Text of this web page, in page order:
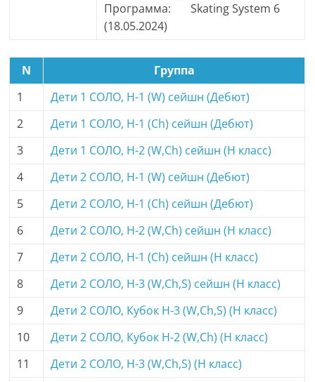
Программа: Skating System 6
(18.05.2024)
N
Группа
1
Дети 1 СОЛО, H-1 (W) сейшн (Дебют)
2
Дети 1 СОЛО, H-1 (Ch) сейшн (Дебют)
3
Дети 1 СОЛО, H-2 (W,Ch) сейшн (H класс)
4
Дети 2 СОЛО, H-1 (W) сейшн (Дебют)
5
Дети 2 СОЛО, H-1 (Ch) сейшн (Дебют)
6
Дети 2 СОЛО, H-2 (W,Ch) сейшн (H класс)
7
Дети 2 СОЛО, H-1 (Ch) сейшн (H класс)
8
Дети 2 СОЛО, H-3 (W,Ch,S) сейшн (H класс)
9
Дети 2 СОЛО, Кубок H-3 (W,Ch,S) (H класс)
10
Дети 2 СОЛО, Кубок H-2 (W,Ch) (H класс)
11
Дети 2 СОЛО, H-3 (W,Ch,S) (H класс)